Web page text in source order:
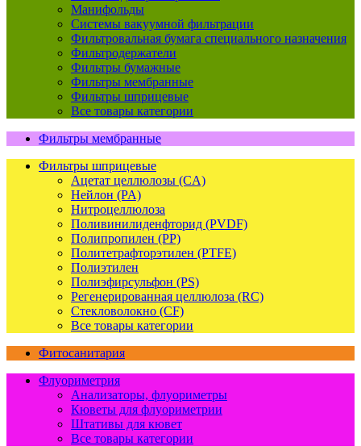
Манифольды
Системы вакуумной фильтрации
Фильтровальная бумага специального назначения
Фильтродержатели
Фильтры бумажные
Фильтры мембранные
Фильтры шприцевые
Все товары категории
Фильтры мембранные
Фильтры шприцевые
Ацетат целлюлозы (CA)
Нейлон (PA)
Нитроцеллюлоза
Поливинилиденфторид (PVDF)
Полипропилен (PP)
Политетрафторэтилен (PTFE)
Полиэтилен
Полиэфирсульфон (PS)
Регенерированная целлюлоза (RC)
Стекловолокно (CF)
Все товары категории
Фитосанитария
Флуориметрия
Анализаторы, флуориметры
Кюветы для флуориметрии
Штативы для кювет
Все товары категории